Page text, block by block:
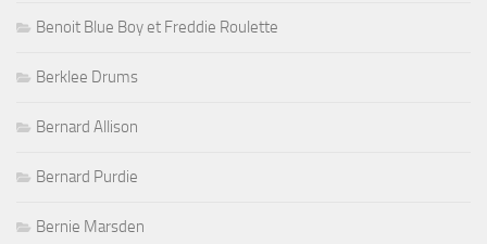
Benoit Blue Boy et Freddie Roulette
Berklee Drums
Bernard Allison
Bernard Purdie
Bernie Marsden